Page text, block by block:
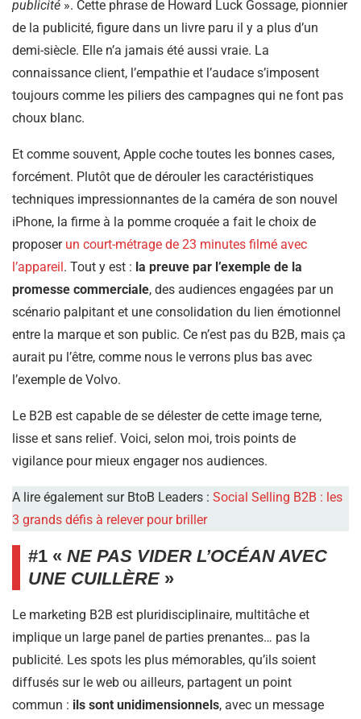
publicité ». Cette phrase de Howard Luck Gossage, pionnier
de la publicité, figure dans un livre paru il y a plus d’un
demi-siècle. Elle n’a jamais été aussi vraie. La
connaissance client, l’empathie et l’audace s’imposent
toujours comme les piliers des campagnes qui ne font pas
choux blanc.
Et comme souvent, Apple coche toutes les bonnes cases,
forcément. Plutôt que de dérouler les caractéristiques
techniques impressionnantes de la caméra de son nouvel
iPhone, la firme à la pomme croquée a fait le choix de
proposer un court-métrage de 23 minutes filmé avec
l’appareil . Tout y est : la preuve par l’exemple de la
promesse commerciale, des audiences engagées par un
scénario palpitant et une consolidation du lien émotionnel
entre la marque et son public. Ce n’est pas du B2B, mais ça
aurait pu l’être, comme nous le verrons plus bas avec
l’exemple de Volvo.
Le B2B est capable de se délester de cette image terne,
lisse et sans relief. Voici, selon moi, trois points de
vigilance pour mieux engager nos audiences.
A lire également sur BtoB Leaders : Social Selling B2B : les
3 grands défis à relever pour briller
#1 « NE PAS VIDER L’OCÉAN AVEC
UNE CUILLÈRE»
Le marketing B2B est pluridisciplinaire, multitâche et
implique un large panel de parties prenantes… pas la
publicité. Les spots les plus mémorables, qu’ils soient
diffusés sur le web ou ailleurs, partagent un point
commun : ils sont unidimensionnels, avec un message